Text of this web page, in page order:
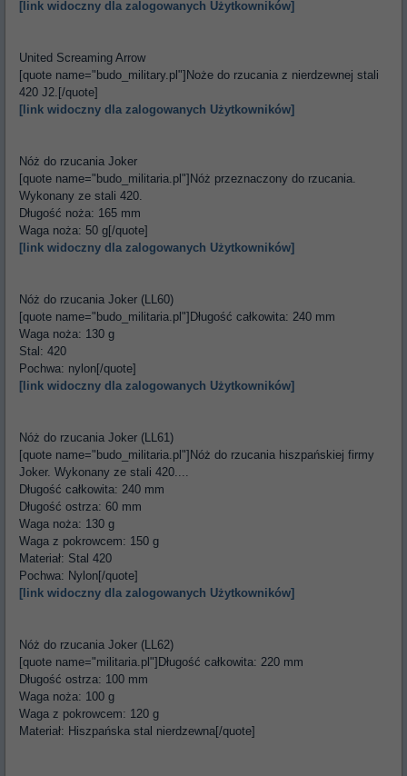
[link widoczny dla zalogowanych Użytkowników]
United Screaming Arrow
[quote name="budo_military.pl"]Noże do rzucania z nierdzewnej stali
420 J2.[/quote]
[link widoczny dla zalogowanych Użytkowników]
Nóż do rzucania Joker
[quote name="budo_militaria.pl"]Nóż przeznaczony do rzucania.
Wykonany ze stali 420.
Długość noża: 165 mm
Waga noża: 50 g[/quote]
[link widoczny dla zalogowanych Użytkowników]
Nóż do rzucania Joker (LL60)
[quote name="budo_militaria.pl"]Długość całkowita: 240 mm
Waga noża: 130 g
Stal: 420
Pochwa: nylon[/quote]
[link widoczny dla zalogowanych Użytkowników]
Nóż do rzucania Joker (LL61)
[quote name="budo_militaria.pl"]Nóż do rzucania hiszpańskiej firmy
Joker. Wykonany ze stali 420....
Długość całkowita: 240 mm
Długość ostrza: 60 mm
Waga noża: 130 g
Waga z pokrowcem: 150 g
Materiał: Stal 420
Pochwa: Nylon[/quote]
[link widoczny dla zalogowanych Użytkowników]
Nóż do rzucania Joker (LL62)
[quote name="militaria.pl"]Długość całkowita: 220 mm
Długość ostrza: 100 mm
Waga noża: 100 g
Waga z pokrowcem: 120 g
Materiał: Hiszpańska stal nierdzewna[/quote]